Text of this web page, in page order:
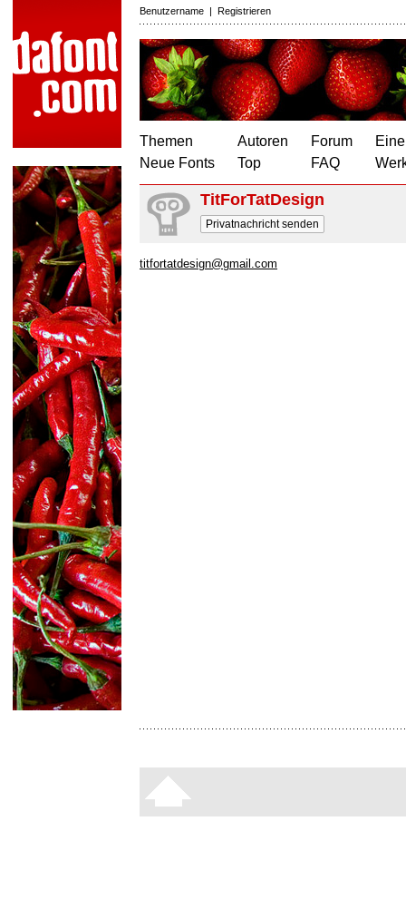
Benutzername | Registrieren
Themen
Neue Fonts
Autoren
Top
Forum
FAQ
TitForTatDesign
Privatnachricht senden
titfortatdesign@gmail.com